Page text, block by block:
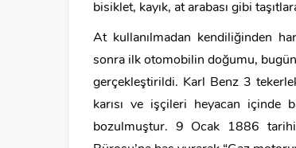
bisiklet, kayık, at arabası gibi
At kullanılmadan kendiliğinden
sonra ilk otomobilin doğumu,
gerçekleştirildi. Karl Benz 3
karısı ve işçileri heyacan içinde
bozulmuştur. 9 Ocak 1886